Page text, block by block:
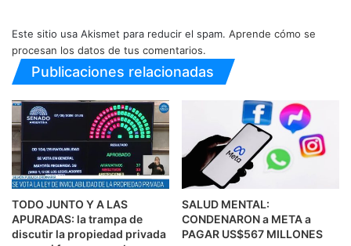
Este sitio usa Akismet para reducir el spam. Aprende cómo se
procesan los datos de tus comentarios.
Publicaciones relacionadas
TODO JUNTO Y A LAS
APURADAS: la trampa de
discutir la propiedad privada
SALUD MENTAL:
CONDENARON a META a
PAGAR US$567 MILLONES